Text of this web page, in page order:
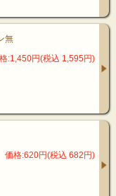
無
:1,450円(税込 1,595円)
価格:620円(税込 682円)